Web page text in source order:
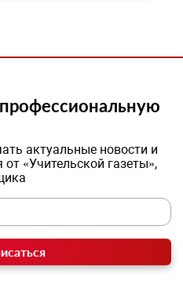
актуальные новости и
«Учительской газеты»,